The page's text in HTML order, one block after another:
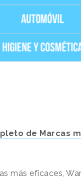
de Marcas
más eficaces,